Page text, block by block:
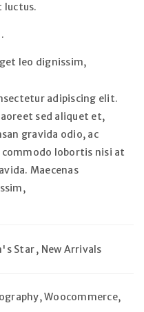
luctus.
leo dignissim,
adipiscing elit.
sed aliquet et,
gravida odio, ac
commodo lobortis nisi at
Maecenas
Star, New Arrivals
,Woocommerce,